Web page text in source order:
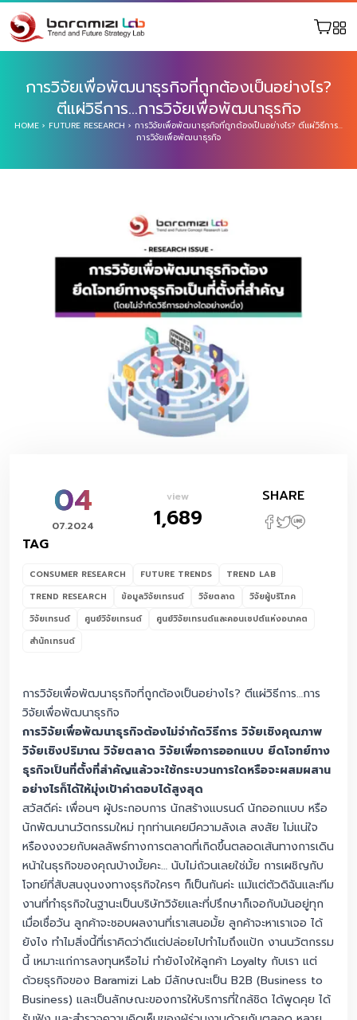
การวิจัยเพื่อพัฒนาธุรกิจที่ถูกต้องเป็นอย่างไร?
ตีแผ่วิธีการ…การวิจัยเพื่อพัฒนาธุรกิจ
HOME › FUTURE RESEARCH › การวิจัยเพื่อพัฒนาธุรกิจที่ถูกต้องเป็นอย่างไร? ตีแผ่วิธีการ…
การวิจัยเพื่อพัฒนาธุรกิจ
04
07.2024
view
1,689
SHARE
TAG
CONSUMER RESEARCH FUTURE TRENDS
TREND LAB
TREND RESEARCH
ข้อมูลวิจัยเทรนด์ วิจัยตลาด
วิจัยผู้บริโภค
วิจัยเทรนด์
ศูนย์วิจัยเทรนด์
ศูนย์วิจัยเทรนด์และคอนเซปต์แห่งอนาคต
สำนักเทรนด์
การวิจัยเพื่อพัฒนาธุรกิจที่ถูกต้องเป็นอย่างไร? ตีแผ่วิธีการ…การ
วิจัยเพื่อพัฒนาธุรกิจ
การวิจัยเพื่อพัฒนาธุรกิจต้องไม่จำกัดวิธีการ วิจัยเชิงคุณภาพ
วิจัยเชิงปริมาณ วิจัยตลาด วิจัยเพื่อการออกแบบ ยึดโจทย์ทาง
ธุรกิจเป็นที่ตั้งที่สำคัญแล้วจะใช้กระบวนการใดหรือจะผสมผสาน
อย่างไรก็ได้ให้มุ่งเป้าคำตอบได้สูงสุด
สวัสดีค่ะ เพื่อนๆ ผู้ประกอบการ นักสร้างแบรนด์ นักออกแบบ หรือ
นักพัฒนานวัตกรรมใหม่ ทุกท่านเคยมีความลังเล สงสัย ไม่แน่ใจ
หรืองงงวยกับผลลัพธ์ทางการตลาดที่เกิดขึ้นตลอดเส้นทางการเดิน
หน้าในธุรกิจของคุณบ้างมั้ยคะ… นับไม่ถ้วนเลยใช่มั้ย การเผชิญกับ
โจทย์ที่สับสนงุนงงทางธุรกิจใครๆ ก็เป็นกันค่ะ แม้แต่ตัวดิฉันและทีม
งานที่ทำธุรกิจในฐานะเป็นบริษัทวิจัยและที่ปรึกษาก็เจอกับมันอยู่ทุก
เมื่อเชื่อวัน ลูกค้าจะชอบผลงานที่เราเสนอมั้ย ลูกค้าจะหาเราเจอ ได้
ยังไง ทำไมสิ่งนี้ที่เราคิดว่าดีแต่ปล่อยไปทำไมถึงแป้ก งานนวัตกรรม
นี้ เหมาะแก่การลงทุนหรือไม่ ทำยังไงให้ลูกค้า Loyalty กับเรา แต่
ด้วยธุรกิจของ Baramizi Lab มีลักษณะเป็น B2B (Business to
Business) และเป็นลักษณะของการให้บริการที่ใกล้ชิด ได้พูดคุย ได้